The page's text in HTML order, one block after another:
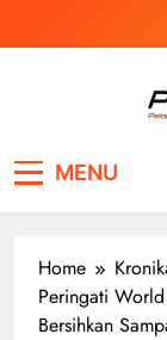
to
MENU
Home
Peringati
Bersihkan